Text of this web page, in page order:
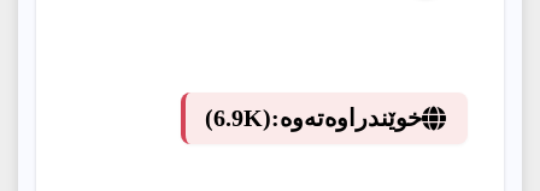
خوێندراوەتەوە:(6.9K)